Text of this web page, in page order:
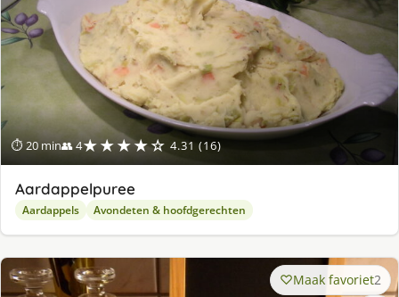
⏱ 20 min👥 4★★★★☆ 4.31 (16)
Aardappelpuree
Aardappels Avondeten & hoofdgerechten
Maak favoriet2